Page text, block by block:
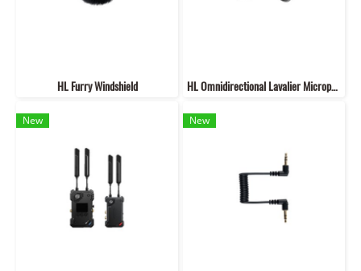
HL Furry Windshield HL Omnidirectional Lavalier Microphone
New New